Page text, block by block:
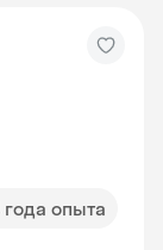
года опыта